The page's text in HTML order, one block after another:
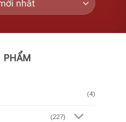
PHẨM
(4)
(227)